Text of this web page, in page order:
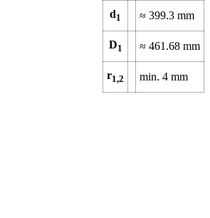
d1 ≈ 399.3 mm
D1 ≈ 461.68 mm
r1,2 min. 4 mm